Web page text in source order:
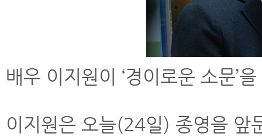
배우 이지원이 ‘경이로운 소문’
이지원은 오늘(24일) 종영을 앞